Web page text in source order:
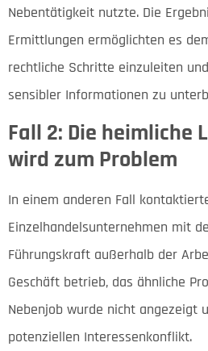
Nebentätigkeit nutzte. Die
Ermittlungen ermöglichten es
rechtliche Schritte einzuleiten
sensibler Informationen zu
Fall 2: Die heimliche
wird zum Problem
In einem anderen Fall
Einzelhandelsunternehmen mit
Führungskraft außerhalb der
Geschäft betrieb, das ähnliche
Nebenjob wurde nicht angezeigt
potenziellen Interessenkonflikt.